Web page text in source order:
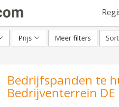
Prijs Meer filters
Bedrijfspanden te
Bedrijventerrein DE